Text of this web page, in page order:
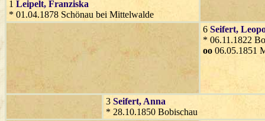
1 Leipelt, Franziska
* 01.04.1878 Schönau bei Mittelwalde
6 Seifert,
* 06.11.1822
oo 06.05.1851
3 Seifert, Anna
* 28.10.1850 Bobischau